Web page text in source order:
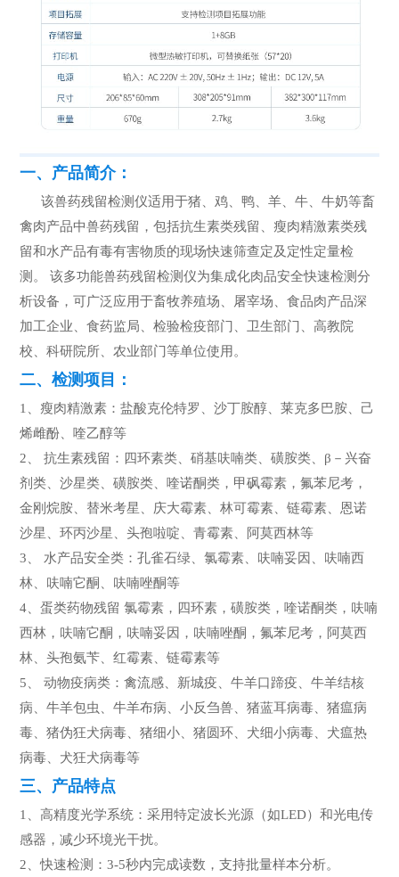
一、产品简介：
该兽药残留检测仪适用于猪、鸡、鸭、羊、牛、牛奶等畜
禽肉产品中兽药残留，包括抗生素类残留、瘦肉精激素类残
留和水产品有毒有害物质的现场快速筛查定及定性定量检
测。 该多功能兽药残留检测仪为集成化肉品安全快速检测分
析设备，可广泛应用于畜牧养殖场、屠宰场、食品肉产品深
加工企业、食药监局、检验检疫部门、卫生部门、高教院
校、科研院所、农业部门等单位使用。
二、检测项目：
1、瘦肉精激素：盐酸克伦特罗、沙丁胺醇、莱克多巴胺、己
烯雌酚、喹乙醇等
2、 抗生素残留：四环素类、硝基呋喃类、磺胺类、β－兴奋
剂类、沙星类、磺胺类、喹诺酮类，甲砜霉素，氟苯尼考，
金刚烷胺、替米考星、庆大霉素、林可霉素、链霉素、恩诺
沙星、环丙沙星、头孢啦啶、青霉素、阿莫西林等
3、 水产品安全类：孔雀石绿、氯霉素、呋喃妥因、呋喃西
林、呋喃它酮、呋喃唑酮等
4、蛋类药物残留 氯霉素，四环素，磺胺类，喹诺酮类，呋喃
西林，呋喃它酮，呋喃妥因，呋喃唑酮，氟苯尼考，阿莫西
林、头孢氨苄、红霉素、链霉素等
5、 动物疫病类：禽流感、新城疫、牛羊口蹄疫、牛羊结核
病、牛羊包虫、牛羊布病、小反刍兽、猪蓝耳病毒、猪瘟病
毒、猪伪狂犬病毒、猪细小、猪圆环、犬细小病毒、犬瘟热
病毒、犬狂犬病毒等
三、产品特点
1、高精度光学系统：采用特定波长光源（如LED）和光电传
感器，减少环境光干扰。
2、快速检测：3-5秒内完成读数，支持批量样本分析。